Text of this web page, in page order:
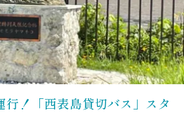
！「西表島貸切バス」スタ